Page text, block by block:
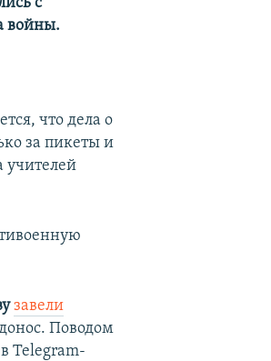
войны.
что дела о
за пикеты и
учителей
завели
Поводом
в Telegram-